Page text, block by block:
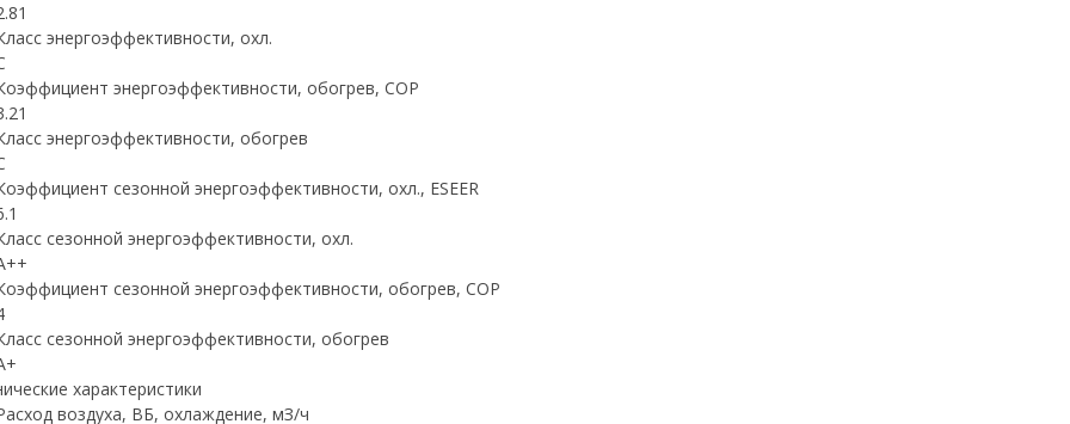
энергоэффективности, охл.
энергоэффективности, обогрев, COP
энергоэффективности, обогрев
сезонной энергоэффективности, охл., ESEER
сезонной энергоэффективности, охл.
сезонной энергоэффективности, обогрев, COP
сезонной энергоэффективности, обогрев
характеристики
воздуха, ВБ, охлаждение, мЗ/ч